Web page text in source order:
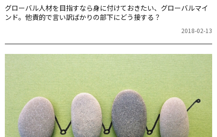
グローバル人材を目指すなら身に付けておきたい、グローバルマイ
ンド。他責的で言い訳ばかりの部下にどう接する？
2018-02-13